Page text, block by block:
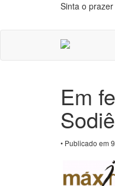
Sinta o
Em
• Publicado em